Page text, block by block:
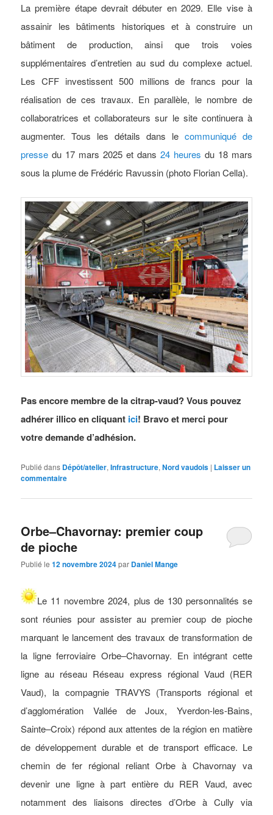
La première étape devrait débuter en 2029. Elle vise à
assainir les bâtiments historiques et à construire un
bâtiment de production, ainsi que trois voies
supplémentaires d’entretien au sud du complexe actuel.
Les CFF investissent 500 millions de francs pour la
réalisation de ces travaux. En parallèle, le nombre de
collaboratrices et collaborateurs sur le site continuera à
augmenter. Tous les détails dans le communiqué de
presse du 17 mars 2025 et dans 24 heures du 18 mars
sous la plume de Frédéric Ravussin (photo Florian Cella).
Pas encore membre de la citrap-vaud? Vous pouvez
adhérer illico en cliquant ici! Bravo et merci pour
votre demande d’adhésion.
Publié dans Dépôt/atelier,Infrastructure,Nord vaudois | Laisser un
commentaire
Orbe–Chavornay: premier coup
de pioche
Publié le12 novembre 2024par Daniel Mange
Le 11 novembre 2024, plus de 130 personnalités se
sont réunies pour assister au premier coup de pioche
marquant le lancement des travaux de transformation de
la ligne ferroviaire Orbe–Chavornay. En intégrant cette
ligne au réseau Réseau express régional Vaud (RER
Vaud), la compagnie TRAVYS (Transports régional et
d’agglomération Vallée de Joux, Yverdon-les-Bains,
Sainte–Croix) répond aux attentes de la région en matière
de développement durable et de transport efficace. Le
chemin de fer régional reliant Orbe à Chavornay va
devenir une ligne à part entière du RER Vaud, avec
notamment des liaisons directes d’Orbe à Cully via